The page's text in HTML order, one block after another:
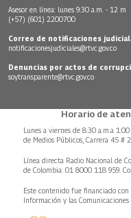
Asesor en línea: lunes 9:30 a.m. - 12 m
(+57) (601) 2200700
Correo de notificaciones
notificacionesjudiciales@rtvc.gov.co
Denuncias por actos de
soytransparente@rtvc.gov.co
Horario de
Lunes a viernes de 8:30 a.m.a
de Medios Públicos, Carrera 45 #
Línea directa Radio Nacional de
de Colombia: 01 8000 118 959.
Este contenido fue financiado con
Información y las Comunicaciones